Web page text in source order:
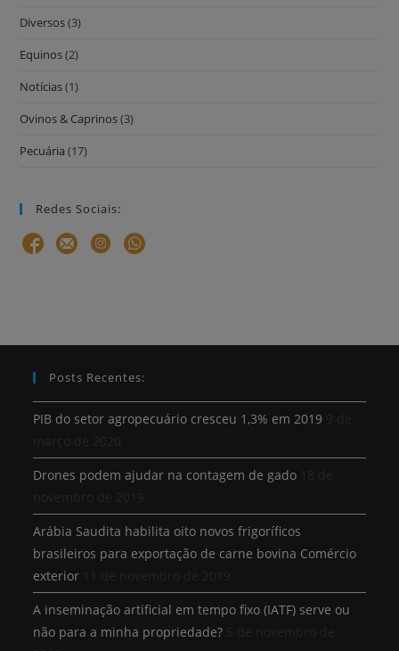
Diversos(3)
Equinos(2)
Notícias(1)
Ovinos & Caprinos(3)
Pecuária (17)
Redes Sociais:
Posts Recentes:
PIB do setor agropecuário cresceu 1,3% em 2019
Drones podem ajudar na contagem de gado
Arábia Saudita habilita oito novos frigoríficos
brasileiros para exportação de carne bovina Comércio
exterior
A inseminação artificial em tempo fixo (IATF) serve ou
não para a minha propriedade?